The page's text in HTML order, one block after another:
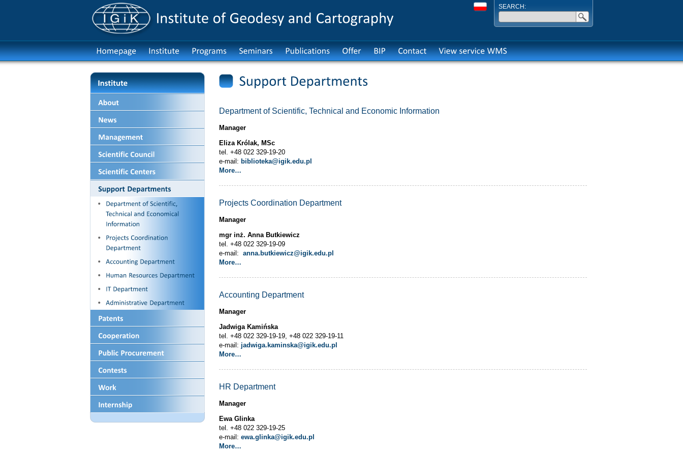
SEARCH:
Department of Scientific, Technical and Economic Information
Manager
Eliza Królak, MSc
tel. +48 022 329-19-20
e-mail: biblioteka@igik.edu.pl
More…
Projects Coordination Department
Manager
mgr inż. Anna Butkiewicz
tel. +48 022 329-19-09
e-mail: anna.butkiewicz@igik.edu.pl
More…
Accounting Department
Manager
Jadwiga Kamińska
tel. +48 022 329-19-19, +48 022 329-19-11
e-mail: jadwiga.kaminska@igik.edu.pl
More…
HR Department
Manager
Ewa Glinka
tel. +48 022 329-19-25
e-mail: ewa.glinka@igik.edu.pl
More…